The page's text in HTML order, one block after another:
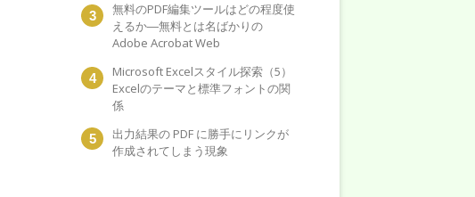
無料のPDF編集ツールはどの程度使
えるか―無料とは名ばかりの
Adobe Acrobat Web
Microsoft Excelスタイル探索（5）
Excelのテーマと標準フォントの関
係
出力結果の PDF に勝手にリンクが
作成されてしまう現象